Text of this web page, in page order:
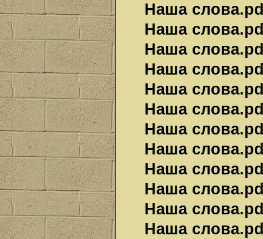
Наша
Наша
Наша
Наша
Наша
Наша
Наша
Наша
Наша
Наша
Наша
Наша